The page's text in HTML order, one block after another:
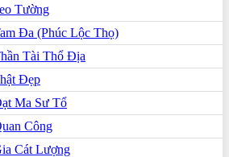
Tường
Đa (Phúc Lộc Thọ)
Tài Thổ Địa
Đẹp
Ma Sư Tổ
Công
Cát Lượng